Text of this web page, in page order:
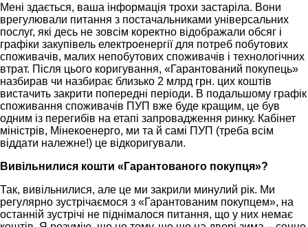
Мені здається, ваша інформація трохи застаріла. Вони
врегулювали питання з постачальниками універсальних
послуг, які десь не зовсім коректно відображали обсяг і
графіки закупівель електроенергії для потреб побутових
споживачів, малих непобутових споживачів і технологічних
втрат. Після цього коригування, «Гарантований покупець»
назбирав чи назбирає близько 2 млрд грн. цих коштів
вистачить закрити попередні періоди. В подальшому графік
споживання споживачів ПУП вже буде кращим, це був
одним із перегибів на етапі запровадження ринку. Кабінет
міністрів, Мінекоенерго, ми та й самі ПУП (треба всім
віддати належне!) це відкоригували.
Вивільнилися кошти «Гарантованого покупця»?
Так, вивільнилися, але це ми закрили минулий рік. Ми
регулярно зустрічаємося з «Гарантованим покупцем», на
останній зустрічі не піднімалося питання, що у них немає